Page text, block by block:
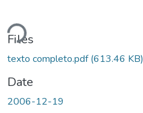
Loading...
Files
texto completo.pdf(613.46 KB)
Date
2006-12-19